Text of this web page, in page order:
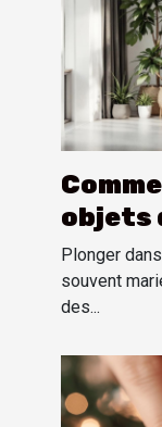
objets
un
Plonger
souvent
des...